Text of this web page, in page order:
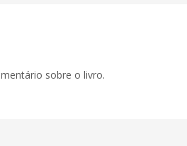
sobre o livro.